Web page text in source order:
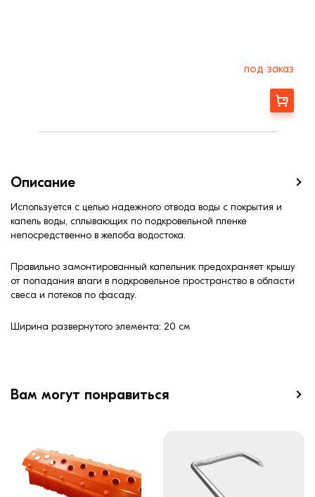
под заказ
Заказать
Описание
Используется с целью надежного отвода воды с покрытия и
капель воды, сплывающих по подкровельной пленке
непосредственно в желоба водостока.
Правильно замонтированный капельник предохраняет крышу
от попадания влаги в подкровельное пространство в области
свеса и потеков по фасаду.
Ширина развернутого элемента: 20 см
Вам могут понравиться